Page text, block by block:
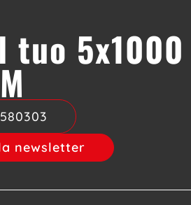
tuo 5x1000
newsletter